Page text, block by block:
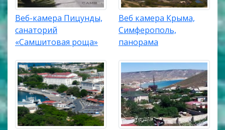
Веб-камера Пицунды,
санаторий
«Самшитовая роща»
Веб камера Крыма,
Симферополь,
панорама